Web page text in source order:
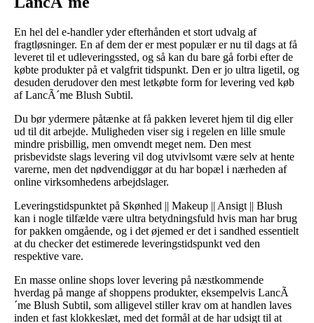
En hel del e-handler yder efterhånden et stort udvalg af
fragtløsninger. En af dem der er mest populær er nu til dags at få
leveret til et udleveringssted, og så kan du bare gå forbi efter de
købte produkter på et valgfrit tidspunkt. Den er jo ultra ligetil, og
desuden derudover den mest letkøbte form for levering ved køb
af LancÃ´me Blush Subtil.
Du bør ydermere påtænke at få pakken leveret hjem til dig eller
ud til dit arbejde. Muligheden viser sig i regelen en lille smule
mindre prisbillig, men omvendt meget nem. Den mest
prisbevidste slags levering vil dog utvivlsomt være selv at hente
varerne, men det nødvendiggør at du har bopæl i nærheden af
online virksomhedens arbejdslager.
Leveringstidspunktet på Skønhed || Makeup || Ansigt || Blush
kan i nogle tilfælde være ultra betydningsfuld hvis man har brug
for pakken omgående, og i det øjemed er det i sandhed essentielt
at du checker det estimerede leveringstidspunkt ved den
respektive vare.
En masse online shops lover levering på næstkommende
hverdag på mange af shoppens produkter, eksempelvis LancÃ
´me Blush Subtil, som alligevel stiller krav om at handlen laves
inden et fast klokkeslæt, med det formål at de har udsigt til at